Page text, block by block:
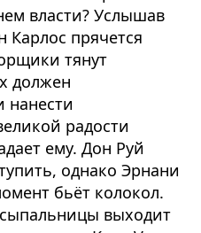
власти? Услышав
Карлос прячется
тянут
должен
нанести
радости
ему. Дон Руй
однако Эрнани
бьёт колокол.
выходит